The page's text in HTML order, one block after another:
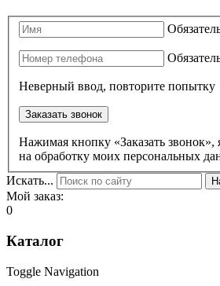
Неверный ввод, повторите попытку
Заказать звонок
Нажимая кнопку «Заказать звонок»,
на обработку моих персональных
Искать...
Мой заказ:
0
Каталог
Toggle Navigation